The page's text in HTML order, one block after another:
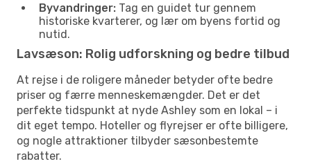
Byvandringer: Tag en guidet tur gennem
historiske kvarterer, og lær om byens fortid og
nutid.
Lavsæson: Rolig udforskning og bedre tilbud
At rejse i de roligere måneder betyder ofte bedre
priser og færre menneskemængder. Det er det
perfekte tidspunkt at nyde Ashley som en lokal – i
dit eget tempo. Hoteller og flyrejser er ofte billigere,
og nogle attraktioner tilbyder sæsonbestemte
rabatter.